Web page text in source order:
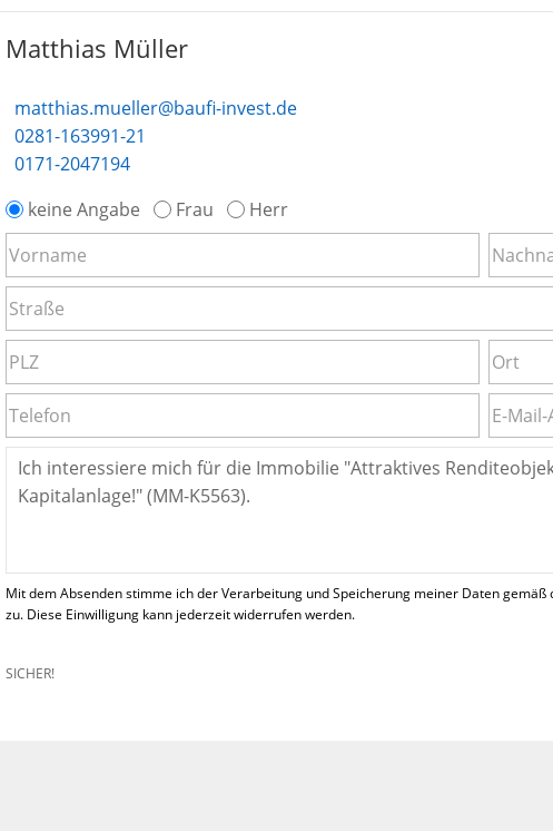
Matthias Müller
matthias.mueller@baufi-invest.de
0281-163991-21
0171-2047194
keine Angabe
Frau Herr
Mit dem Absenden stimme ich der Verarbeitung und Speicherung meiner Daten
zu. Diese Einwilligung kann jederzeit widerrufen werden.
SICHER!